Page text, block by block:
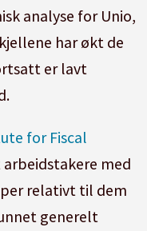
analyse for Unio,
har økt de
er lavt
for Fiscal
arbeidstakere med
relativt til dem
generelt